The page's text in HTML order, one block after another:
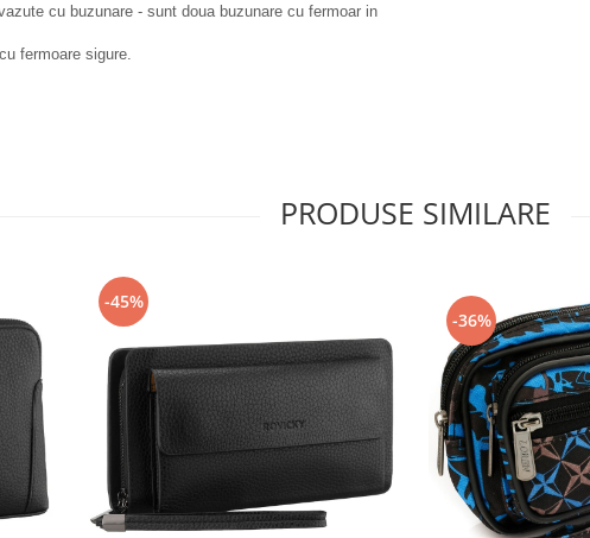
cu buzunare - sunt doua buzunare cu fermoar in
fermoare sigure.
PRODUSE SIMILARE
-45%
-36%